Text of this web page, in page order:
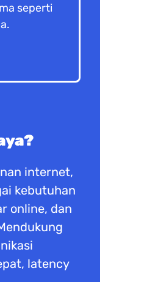
seperti
internet,
kebutuhan
online, dan
latency